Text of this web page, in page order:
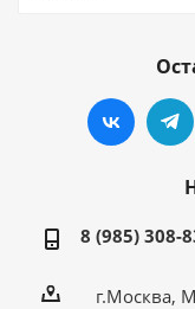
8 (985) 308-
г.Москва,